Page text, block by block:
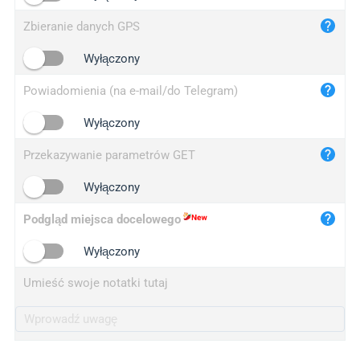
Zbieranie danych GPS
Wyłączony
Powiadomienia (na e-mail/do Telegram)
Wyłączony
Przekazywanie parametrów GET
Wyłączony
Podgląd miejsca docelowego
Wyłączony
Umieść swoje notatki tutaj